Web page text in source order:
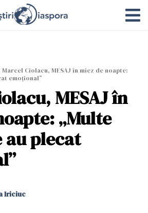
Marcel Ciolacu, MESAJ în miez de noapte:
emoțional”
MESAJ în
„Multe
au plecat
Iriciuc